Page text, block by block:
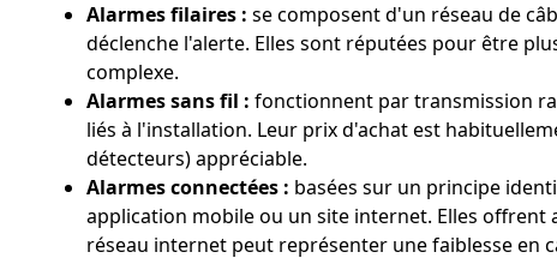
Alarmes filaires : se composent d'un réseau de
déclenche l'alerte. Elles sont réputées pour être
complexe.
Alarmes sans fil : fonctionnent par transmission
liés à l'installation. Leur prix d'achat est
détecteurs) appréciable.
Alarmes connectées : basées sur un principe
application mobile ou un site internet. Elles offrent
réseau internet peut représenter une faiblesse en